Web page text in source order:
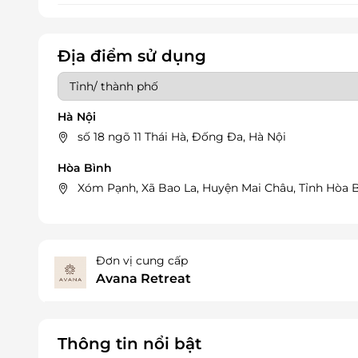
Địa điểm sử dụng
Hà Nội
số 18 ngõ 11 Thái Hà, Đống Đa, Hà Nội
Hòa Bình
Xóm Pạnh, Xã Bao La, Huyện Mai Châu, Tỉnh Hòa
Đơn vị cung cấp
Avana Retreat
Thông tin nổi bật